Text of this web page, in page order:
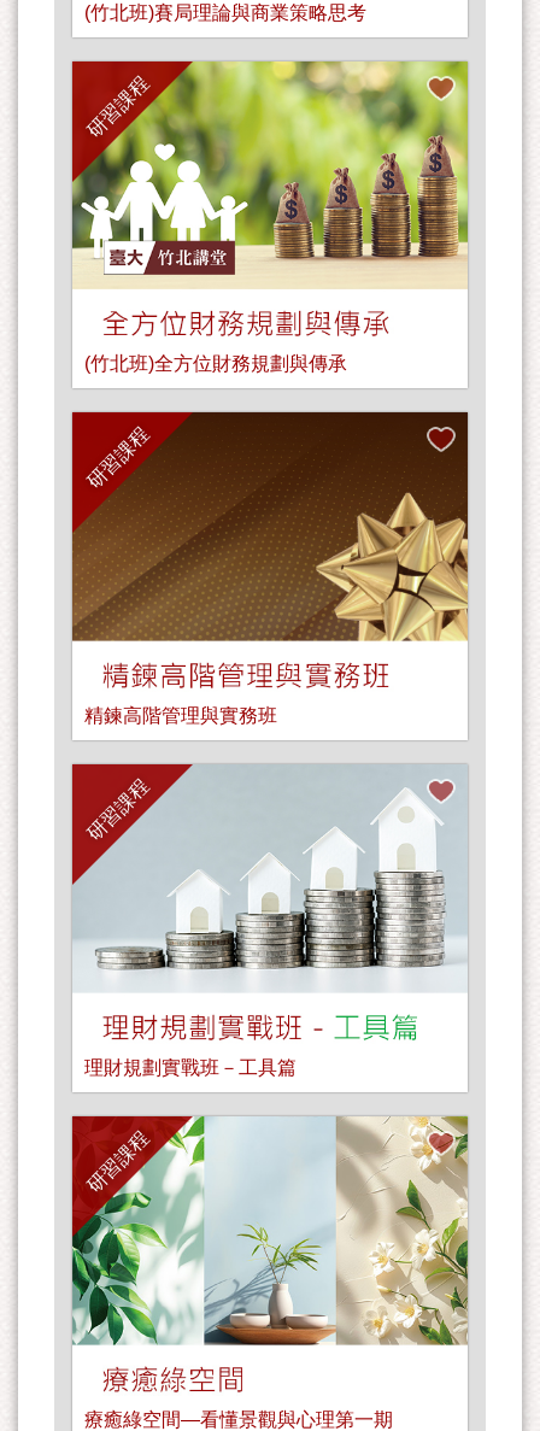
(竹北班)賽局理論與商業策略思考
研習課程
(竹北班)全方位財務規劃與傳承
研習課程
精鍊高階管理與實務班
研習課程
理財規劃實戰班－工具篇
研習課程
療癒綠空間—看懂景觀與心理第一期